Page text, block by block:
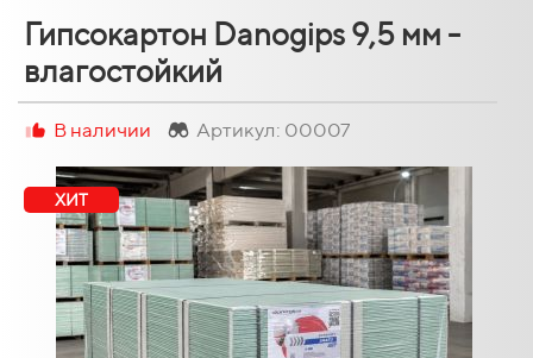
Гипсокартон Danogips 9,5 мм -
влагостойкий
ХИТ
В наличии Артикул: 00007